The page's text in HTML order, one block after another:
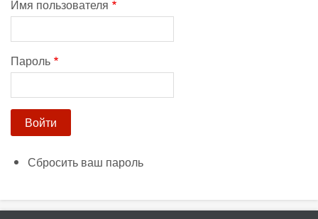
Имя пользователя
Пароль
Сбросить ваш пароль